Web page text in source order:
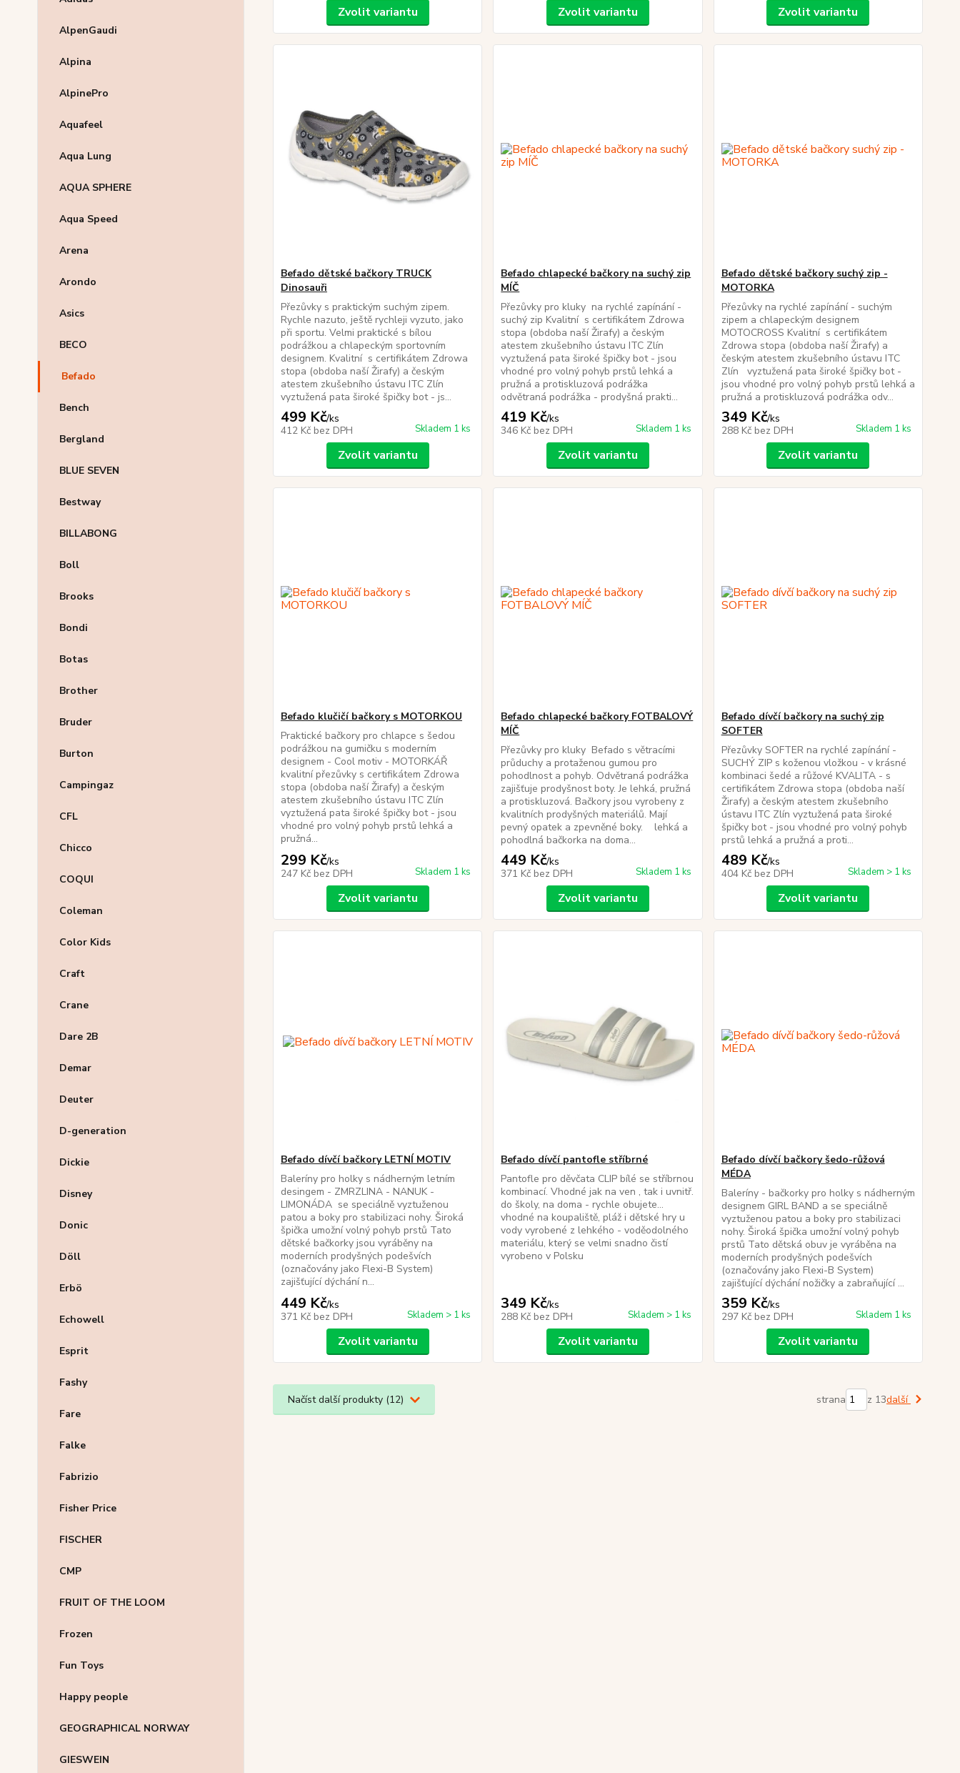
AlpenGaudi
Alpina
AlpinePro
Aquafeel
Aqua Lung
AQUA SPHERE
Aqua Speed
Arena
Arondo
Asics
BECO
Befado
Bench
Bergland
BLUE SEVEN
Bestway
BILLABONG
Boll
Brooks
Bondi
Botas
Brother
Bruder
Burton
Campingaz
CFL
Chicco
COQUI
Coleman
Color Kids
Craft
Crane
Dare 2B
Demar
Deuter
D-generation
Dickie
Disney
Donic
Döll
Erbö
Echowell
Esprit
Fashy
Fare
Falke
Fabrizio
Fisher Price
FISCHER
CMP
FRUIT OF THE LOOM
Frozen
Fun Toys
Happy people
GEOGRAPHICAL NORWAY
GIESWEIN
Zvolit variantu Zvolit variantu Zvolit variantu
Befado dětské bačkory TRUCK
Dinosauři
Přezůvky s praktickým suchým zipem.
Rychle nazuto, ještě rychleji vyzuto, jako
při sportu. Velmi praktické s bílou
podrážkou a chlapeckým sportovním
designem. Kvalitní s certifikátem Zdrowa
stopa (obdoba naší Žirafy) a českým
atestem zkušebního ústavu ITC Zlín
vyztužená pata široké špičky bot - js...
499 Kč/ks
412 Kč bez DPH Skladem 1 ks
Zvolit variantu
Befado chlapecké bačkory na suchý zip
MÍČ
Přezůvky pro kluky na rychlé zapínání -
suchý zip Kvalitní s certifikátem Zdrowa
stopa (obdoba naší Žirafy) a českým
atestem zkušebního ústavu ITC Zlín
vyztužená pata široké špičky bot - jsou
vhodné pro volný pohyb prstů lehká a
pružná a protiskluzová podrážka
odvětraná podrážka - prodyšná prakti...
419 Kč/ks
346 Kč bez DPH Skladem 1 ks
Zvolit variantu
Befado dětské bačkory suchý zip -
MOTORKA
Přezůvky na rychlé zapínání - suchým
zipem a chlapeckým designem
MOTOCROSS Kvalitní s certifikátem
Zdrowa stopa (obdoba naší Žirafy) a
českým atestem zkušebního ústavu ITC
Zlín vyztužená pata široké špičky bot -
jsou vhodné pro volný pohyb prstů lehká a
pružná a protiskluzová podrážka odv...
349 Kč/ks
288 Kč bez DPH Skladem 1 ks
Zvolit variantu
Befado klučičí bačkory s MOTORKOU
Praktické bačkory pro chlapce s šedou
podrážkou na gumičku s moderním
designem - Cool motiv - MOTORKÁŘ
kvalitní přezůvky s certifikátem Zdrowa
stopa (obdoba naší Žirafy) a českým
atestem zkušebního ústavu ITC Zlín
vyztužená pata široké špičky bot - jsou
vhodné pro volný pohyb prstů lehká a
pružná...
299 Kč/ks
247 Kč bez DPH Skladem 1 ks
Zvolit variantu
Befado chlapecké bačkory FOTBALOVÝ
MÍČ
Přezůvky pro kluky Befado s větracími
průduchy a protaženou gumou pro
pohodlnost a pohyb. Odvětraná podrážka
zajišťuje prodyšnost boty. Je lehká, pružná
a protiskluzová. Bačkory jsou vyrobeny z
kvalitních prodyšných materiálů. Mají
pevný opatek a zpevněné boky. lehká a
pohodlná bačkorka na doma...
449 Kč/ks
371 Kč bez DPH Skladem 1 ks
Zvolit variantu
Befado dívčí bačkory na suchý zip
SOFTER
Přezůvky SOFTER na rychlé zapínání -
SUCHÝ ZIP s koženou vložkou - v krásné
kombinaci šedé a růžové KVALITA - s
certifikátem Zdrowa stopa (obdoba naší
Žirafy) a českým atestem zkušebního
ústavu ITC Zlín vyztužená pata široké
špičky bot - jsou vhodné pro volný pohyb
prstů lehká a pružná a proti...
489 Kč/ks
404 Kč bez DPH Skladem > 1 ks
Zvolit variantu
Befado dívčí bačkory LETNÍ MOTIV
Baleríny pro holky s nádherným letním
desingem - ZMRZLINA - NANUK -
LIMONÁDA se speciálně vyztuženou
patou a boky pro stabilizaci nohy. Široká
špička umožní volný pohyb prstů Tato
dětské bačkorky jsou vyráběny na
moderních prodyšných podešvích
(označovány jako Flexi-B System)
zajišťující dýchání n...
449 Kč/ks
371 Kč bez DPH Skladem > 1 ks
Zvolit variantu
Befado dívčí pantofle stříbrné
Pantofle pro děvčata CLIP bílé se stříbrnou
kombinací. Vhodné jak na ven , tak i uvnitř.
do školy, na doma - rychle obujete...
vhodné na koupaliště, pláž i dětské hry u
vody vyrobené z lehkého - voděodolného
materiálu, který se velmi snadno čistí
vyrobeno v Polsku
349 Kč/ks
288 Kč bez DPH Skladem > 1 ks
Zvolit variantu
Befado dívčí bačkory šedo-růžová
MÉDA
Baleríny - bačkorky pro holky s nádherným
designem GIRL BAND a se speciálně
vyztuženou patou a boky pro stabilizaci
nohy. Široká špička umožní volný pohyb
prstů Tato dětská obuv je vyráběna na
moderních prodyšných podešvích
(označovány jako Flexi-B System)
zajišťující dýchání nožičky a zabraňující ...
359 Kč/ks
297 Kč bez DPH Skladem 1 ks
Zvolit variantu
Načíst další produkty (12) strana z 13další